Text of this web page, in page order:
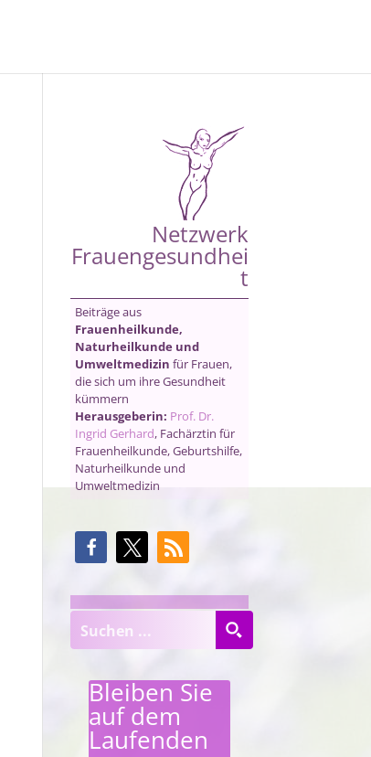
Netzwerk
Frauengesundhei
t
Beiträge aus
Frauenheilkunde,
Naturheilkunde und
Umweltmedizin für Frauen,
die sich um ihre Gesundheit
kümmern
Herausgeberin: Prof. Dr.
Ingrid Gerhard, Fachärztin für
Frauenheilkunde, Geburtshilfe,
Naturheilkunde und
Umweltmedizin
Bleiben Sie
auf dem
Laufenden